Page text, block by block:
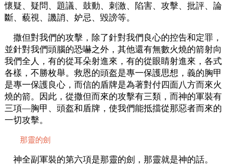
懷疑、疑問、題議、鼓動、刺激、陷害、攻擊、批評、論
斷、藐視、譏誚、妒忌、毀謗等。
撒但對我們的攻擊，除了針對我們良心的控告和定罪，
並針對我們頭腦的恐嚇之外，其他還有無數火燒的箭射向
我們全人，有的從耳朵射進來，有的從眼睛射進來，各式
各樣，不勝枚舉。救恩的頭盔是專一保護思想，義的胸甲
是專一保護良心，而信的盾牌是為著對付四面八方而來火
燒的箭。因此，從撒但而來的攻擊有三類，而神的軍裝有
三項—胸甲、頭盔和盾牌，使我們能抵擋從那惡者而來的
一切攻擊。
那靈的劍
神全副軍裝的第六項是那靈的劍，那靈就是神的話。